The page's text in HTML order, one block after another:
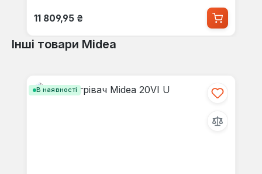
Звичайна ціна:
11 809,95 ₴
Інші товари Midea
В наявності